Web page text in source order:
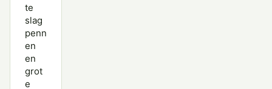
te
slag
penn
en
en
grot
e